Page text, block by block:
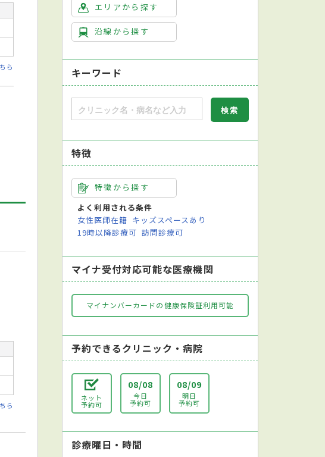
ら
ら
エリアから探す
沿線から探す
キーワード
特徴
特徴から探す
よく利用される条件
女性医師在籍 キッズスペースあり
19時以降診療可 訪問診療可
マイナ受付対応可能な医療機関
マイナンバーカードの健康保険証利用可能
予約できるクリニック・病院
ネット
予約可
08/08
今日
予約可
08/09
明日
予約可
診療曜日・時間